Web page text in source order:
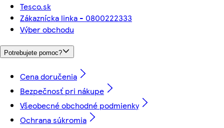
Tesco.sk
Zákaznícka linka - 0800222333
Výber obchodu
Potrebujete pomoc?
Cena doručenia
Bezpečnosť pri nákupe
Všeobecné obchodné podmienky
Ochrana súkromia